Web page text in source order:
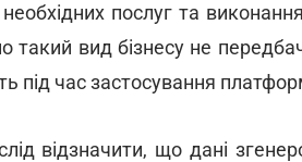
послуг та
такий вид бізнесу не
під час застосування
відзначити, що дані